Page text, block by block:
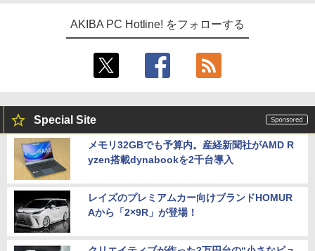
AKIBA PC Hotline! をフォローする
Special Site
メモリ32GBでも予算内。産経新聞社がAMD R
yzen搭載dynabookを2千台導入
レイズのプレミアムカー向けブランドHOMUR
Aから「2×9R」が登場！